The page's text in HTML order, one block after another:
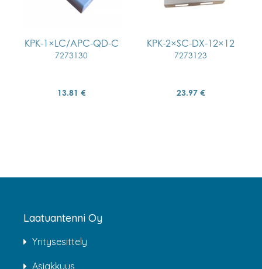
KPK-1×LC/APC-QD-C
7273130
13.81 €
KPK-2×SC-DX-12×12
7273123
23.97 €
Laatuantenni Oy
Yritysesittely
Asiakkuus